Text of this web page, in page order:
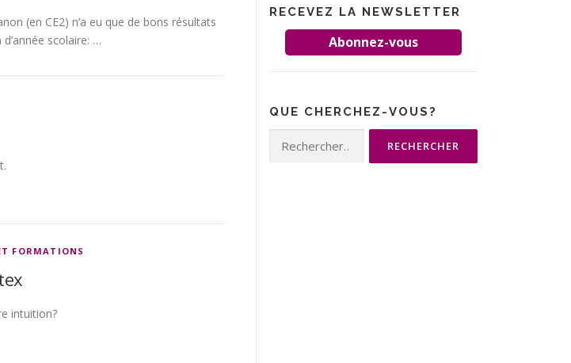
(en CE2) n’a eu que de bons résultats
scolaire: …
FORMATIONS
intuition?
RECEVEZ LA NEWSLETTER
Abonnez-vous
QUE CHERCHEZ-VOUS?
Rechercher :